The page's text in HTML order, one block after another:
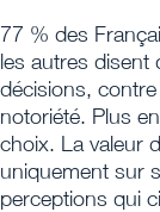
77 % des
les autres disent
décisions,
notoriété. Plus
choix. La valeur
uniquement sur
perceptions qui